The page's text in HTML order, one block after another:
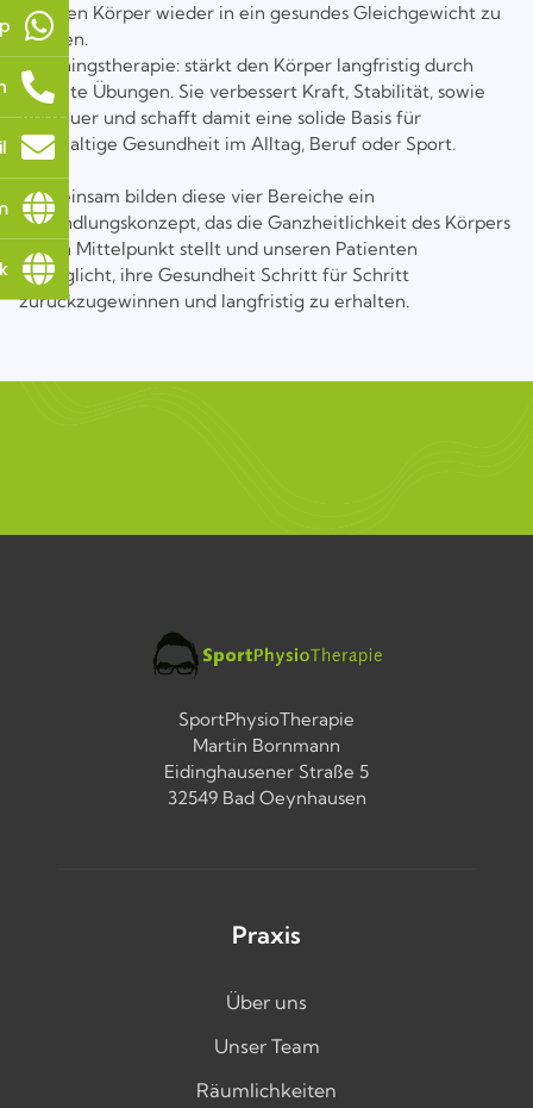
und den Körper wieder in ein gesundes Gleichgewicht zu
bringen.
• Trainingstherapie: stärkt den Körper langfristig durch
gezielte Übungen. Sie verbessert Kraft, Stabilität, sowie
Ausdauer und schafft damit eine solide Basis für
nachhaltige Gesundheit im Alltag, Beruf oder Sport.
Gemeinsam bilden diese vier Bereiche ein
Behandlungskonzept, das die Ganzheitlichkeit des Körpers
in den Mittelpunkt stellt und unseren Patienten
ermöglicht, ihre Gesundheit Schritt für Schritt
zurückzugewinnen und langfristig zu erhalten.
SportPhysioTherapie
Martin Bornmann
Eidinghausener Straße 5
32549 Bad Oeynhausen
Praxis
Über uns
Unser Team
Räumlichkeiten